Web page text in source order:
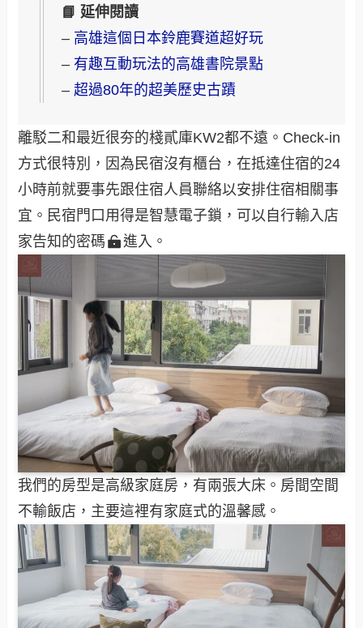
📘 延伸閱讀
– 高雄這個日本鈴鹿賽道超好玩
– 有趣互動玩法的高雄書院景點
– 超過80年的超美歷史古蹟
離駁二和最近很夯的棧貳庫KW2都不遠。Check-in
方式很特別，因為民宿沒有櫃台，在抵達住宿的24
小時前就要事先跟住宿人員聯絡以安排住宿相關事
宜。民宿門口用得是智慧電子鎖，可以自行輸入店
家告知的密碼
進入。
我們的房型是高級家庭房，有兩張大床。房間空間
不輸飯店，主要這裡有家庭式的溫馨感。